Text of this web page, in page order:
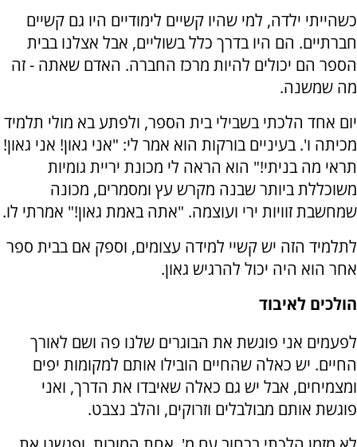
כשהייתי ילדה, למי שהיו קשיים לימודיים היו גם קשיים
חברתיים. הם היו בדרך כלל בשוליים, אבל אצלנו בבית
הספר הם יכולים להיות מרכז החברה. האדם שאתה - זה
מה שמשנה.
יום אחד הלכתי בשבילי בית הספר, ולפתע בא מולי תלמיד
מכיתה ו'. בעיניים בורקות הוא אמר לי: "אני גאון! אני גאון!
תראי מה בניתי!" הוא הראה לי מכונת יריית גומיות
משוכללת ביותר שבנה מקרש עץ ומסמרים, מכונה
שמחשבת זוויות ירי ועוצמה. "אתה באמת גאון!" אמרתי לו.
לתלמיד הזה יש קשיי למידה עצומים, וספק אם בבית ספר
אחר הוא היה יכול להרגיש גאון.
הולכים לאיבוד
לפעמים אני פוגשת את הבוגרים שלנו פה ושם לאורך
החיים. יש כאלה שהחיים הובילו אותם למקומות יפים
ומצמיחים, אבל יש גם כאלה שאיבדו את הדרך, ואני
פוגשת אותם מבולבלים וזרוקים, והלב נצבט.